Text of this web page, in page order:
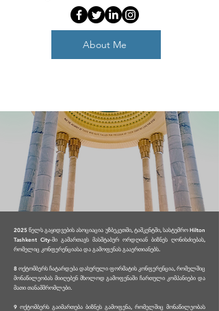
About Me
2025 წელს გაყიდვების ასოციაცია უზბეკეთში, ტაშკენტში, სასტუმრო Hilton
Tashkent City-ში გამართავს მასშტაბურ ორდღიან ბიზნეს ღონისძიებას,
რომელიც კონფერენციასა და გამოფენას გააერთიანებს.
8 ოქტომბერს ჩატარდება დახურული ფორმატის კონფერენცია, რომელშიც
მონაწილეობას მიიღებენ მხოლოდ გამოფენაში ჩართული კომპანიები და
მათი თანამშრომლები.
9 ოქტომბერს გაიმართება ბიზნეს გამოფენა, რომელშიც მონაწილეობას